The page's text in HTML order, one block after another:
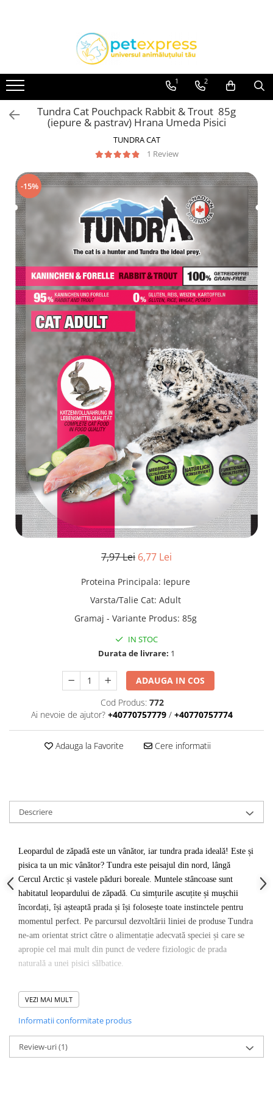
Toate Produsele
ACCESORII
Hamuri
Lese
Conserve
Plicuri
HRANA USCATA
INGRIJIRE
JUCARII
RECOMPENSE
VITAMINE & SUPLIMENTE
PISICI
ACCESORII
Hamuri
Dieta
HRANA UMEDA
HRANA USCATA
INGRIJIRE
JUCARII
NISIP & ASTERNUT IGIENIC
RECOMPENSE
SUPLIMENTE
PASARI EXOTICE
HRANA
1 2
Tundra Cat Pouchpack Rabbit & Trout 85g
(iepure & pastrav) Hrana Umeda Pisici
TUNDRA CAT
1 Review
-15%
7,97 Lei 6,77 Lei
Proteina Principala: Iepure
Varsta/Talie Cat: Adult
Gramaj - Variante Produs: 85g
IN STOC
Durata de livrare: 1
ADAUGA IN COS
Cod Produs: 772
Ai nevoie de ajutor? +40770757779 / +40770757774
Adauga la Favorite Cere informatii
Descriere
Leopardul de zăpadă este un vânător, iar tundra prada ideală! Este și
pisica ta un mic vânător? Tundra este peisajul din nord, lângă
Cercul Arctic și vastele păduri boreale. Muntele stâncoase sunt
habitatul leopardului de zăpadă. Cu simțurile ascuțite și mușchii
încordați, își așteaptă prada și își folosește toate instinctele pentru
momentul perfect. Pe parcursul dezvoltării liniei de produse Tundra
ne-am orientat strict către o alimentație adecvată speciei și care se
apropie cel mai mult din punct de vedere fiziologic de prada
naturală a unei pisici sălbatice.
Compozitie:63% iepure (format din carne de iepure, inimioare,
ficat, supa de carne), 32% păstrăv, dovlecei (format din carne de
păstrăv, organe, supa de păstrăv), dovlecel, minerale (0,5%), catnip
Aditivi nutritionali:
Vitamina D3 200 UI, taurină 1.500 mg, zinc
(sulfat de zinc, monohidrat) 15 mg, mangan (sulfat mangan II,
VEZI MAI MULT
Informatii conformitate produs
Review-uri(1)